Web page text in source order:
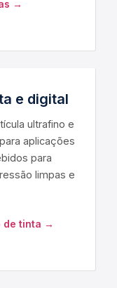
→
e digital
ultrafino e
aplicações
para
limpas e
de tinta →